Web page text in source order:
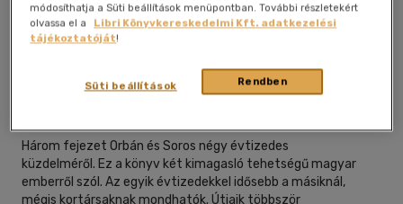
Beleolvasok Kívánságlistához adom Megosztom
Közép- És Kelet-Európai Történelem És Társadalom K
Három fejezet Orbán és Soros négy évtizedes
küzdelméről. Ez a könyv két kimagasló tehetségű magyar
emberről szól. Az egyik évtizedekkel idősebb a másiknál,
mégis kortársaknak mondhatók. Útjaik többször
módosíthatja a Süti beállítások menüpontban. További részletekért
olvassa el a
Libri Könyvkereskedelmi Kft. adatkezelési
tájékoztatóját!
Rendben
Süti beállítások